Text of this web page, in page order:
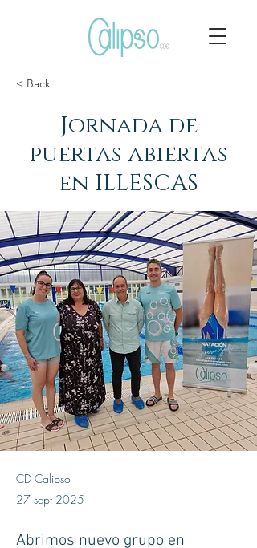
< Back
Jornada de
puertas abiertas
en ILLESCAS
CD Calipso
27 sept 2025
Abrimos nuevo grupo en